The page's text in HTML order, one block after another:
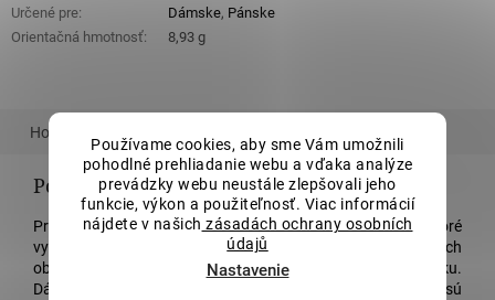
Používame cookies, aby sme Vám umožnili
pohodlné prehliadanie webu a vďaka analýze
prevádzky webu neustále zlepšovali jeho
funkcie, výkon a použiteľnosť. Viac informácií
nájdete v našich zásadách ochrany osobních
údajů
Nastavenie
Určené pre: Dámske, Pánske
Orientačná hmotnosť: 8,93 g
Hodnotenie
Podrobný popis
Predstavujeme Vám tieto nádhernésvadobné obrúčky
, ktoré
vyrábame len pre Vás! Tento minimalistický model
svadobných
obrúčok
vyrábame v jednej farbezlata
vo vysokom lesku.
Dámsky prsteň je zdobený deviatimi kameňmi, ktoré sú